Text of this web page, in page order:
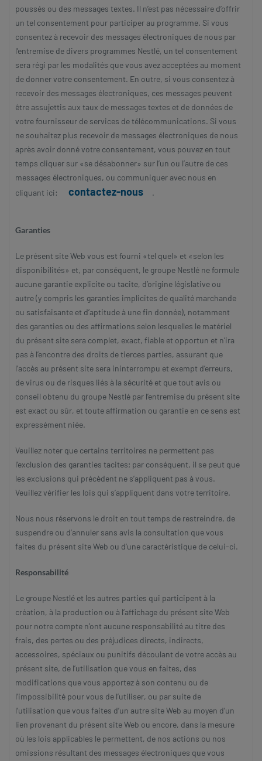
poussés ou des messages textes. Il n’est pas nécessaire d’offrir
un tel consentement pour participer au programme. Si vous
consentez à recevoir des messages électroniques de nous par
l’entremise de divers programmes Nestlé, un tel consentement
sera régi par les modalités que vous avez acceptées au moment
de donner votre consentement. En outre, si vous consentez à
recevoir des messages électroniques, ces messages peuvent
être assujettis aux taux de messages textes et de données de
votre fournisseur de services de télécommunications. Si vous
ne souhaitez plus recevoir de messages électroniques de nous
après avoir donné votre consentement, vous pouvez en tout
temps cliquer sur «se désabonner» sur l’un ou l’autre de ces
messages électroniques, ou communiquer avec nous en
cliquant ici:
contactez-nous .
Garanties
Le présent site Web vous est fourni «tel quel» et «selon les
disponibilités» et, par conséquent, le groupe Nestlé ne formule
aucune garantie explicite ou tacite, d’origine législative ou
autre (y compris les garanties implicites de qualité marchande
ou satisfaisante et d’aptitude à une fin donnée), notamment
des garanties ou des affirmations selon lesquelles le matériel
du présent site sera complet, exact, fiable et opportun et n’ira
pas à l’encontre des droits de tierces parties, assurant que
l’accès au présent site sera ininterrompu et exempt d’erreurs,
de virus ou de risques liés à la sécurité et que tout avis ou
conseil obtenu du groupe Nestlé par l’entremise du présent site
est exact ou sûr, et toute affirmation ou garantie en ce sens est
expressément niée.
Veuillez noter que certains territoires ne permettent pas
l’exclusion des garanties tacites; par conséquent, il se peut que
les exclusions qui précèdent ne s’appliquent pas à vous.
Veuillez vérifier les lois qui s’appliquent dans votre territoire.
Nous nous réservons le droit en tout temps de restreindre, de
suspendre ou d’annuler sans avis la consultation que vous
faites du présent site Web ou d’une caractéristique de celui-ci.
Responsabilité
Le groupe Nestlé et les autres parties qui participent à la
création, à la production ou à l’affichage du présent site Web
pour notre compte n’ont aucune responsabilité au titre des
frais, des pertes ou des préjudices directs, indirects,
accessoires, spéciaux ou punitifs découlant de votre accès au
présent site, de l’utilisation que vous en faites, des
modifications que vous apportez à son contenu ou de
l’impossibilité pour vous de l’utiliser, ou par suite de
l’utilisation que vous faites d’un autre site Web au moyen d’un
lien provenant du présent site Web ou encore, dans la mesure
où les lois applicables le permettent, de nos actions ou nos
omissions résultant des messages électroniques que vous